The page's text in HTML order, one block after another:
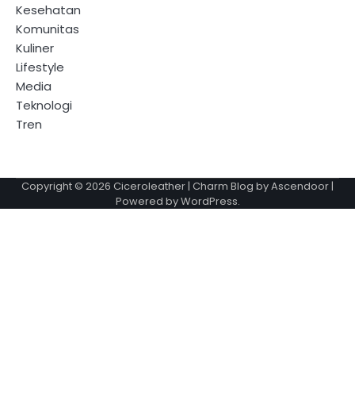
Kesehatan
Komunitas
Kuliner
Lifestyle
Media
Teknologi
Tren
Copyright © 2026 Ciceroleather| Charm Blog byAscendoor|
Powered byWordPress.